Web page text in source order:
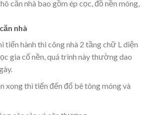
căn nhà bao gồm ép cọc, đồ nền móng,
nhà
tiến hành thi công nhà 2 tầng chữ L diện
gia cố nền, quá trình này thường dao
xong thì tiến đến đổ bê tông móng và